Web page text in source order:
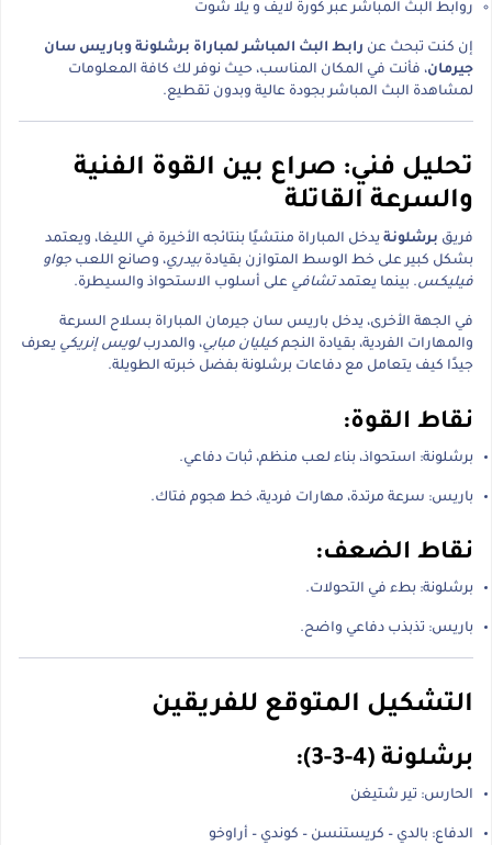
روابط البث المباشر عبر كورة لايف و يلا شوت
إن كنت تبحث عن رابط البث المباشر لمباراة برشلونة وباريس سان
جيرمان، فأنت في المكان المناسب، حيث نوفر لك كافة المعلومات
لمشاهدة البث المباشر بجودة عالية وبدون تقطيع.
تحليل فني: صراع بين القوة الفنية
والسرعة القاتلة
فريق برشلونة يدخل المباراة منتشيًا بنتائجه الأخيرة في الليغا، ويعتمد
بشكل كبير على خط الوسط المتوازن بقيادةبيدري، وصانع اللعب جواو
فيليكس. بينما يعتمدتشافي على أسلوب الاستحواذ والسيطرة.
في الجهة الأخرى، يدخل باريس سان جيرمان المباراة بسلاح السرعة
والمهارات الفردية، بقيادة النجم كيليان مبابي، والمدربلويس إنريكي يعرف
جيدًا كيف يتعامل مع دفاعات برشلونة بفضل خبرته الطويلة.
نقاط القوة:
برشلونة: استحواذ، بناء لعب منظم، ثبات دفاعي.
باريس: سرعة مرتدة، مهارات فردية، خط هجوم فتاك.
نقاط الضعف:
برشلونة: بطء في التحولات.
باريس: تذبذب دفاعي واضح.
التشكيل المتوقع للفريقين
برشلونة (4-3-3):
الحارس: تير شتيغن
الدفاع: بالدي – كريستنسن – كوندي – أراوخو